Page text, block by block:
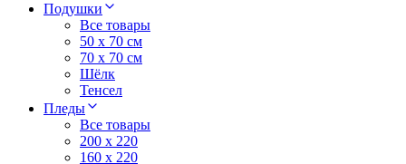
Подушки
Все товары
50 x 70 см
70 x 70 см
Шёлк
Тенсел
Пледы
Все товары
200 х 220
160 х 220